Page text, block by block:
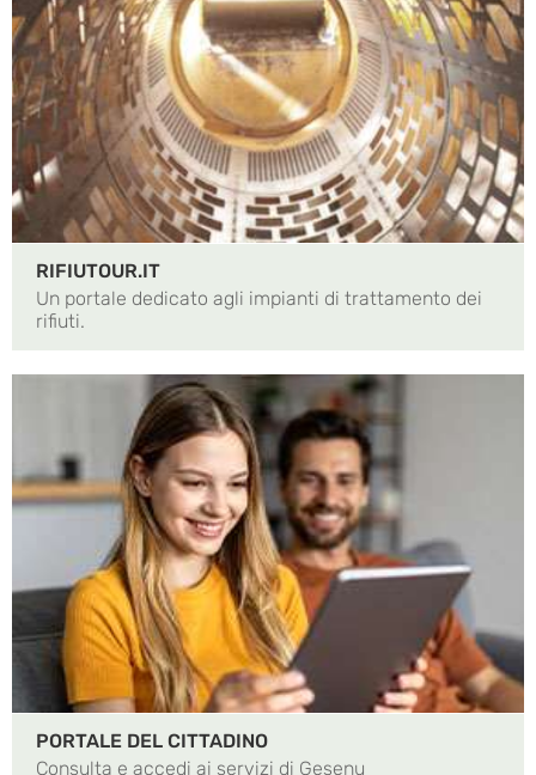
RIFIUTOUR.IT
Un portale dedicato agli impianti di trattamento dei
rifiuti.
PORTALE DEL CITTADINO
Consulta e accedi ai servizi di Gesenu